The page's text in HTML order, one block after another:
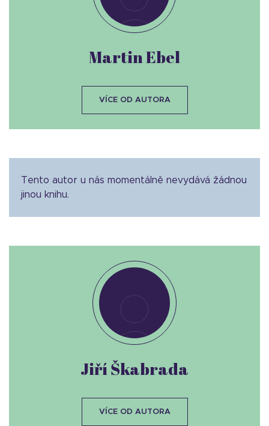
Tento autor u nás momentálně nevydává žádnou
jinou knihu.
Martin Ebel
VÍCE OD AUTORA
Jiří Škabrada
VÍCE OD AUTORA